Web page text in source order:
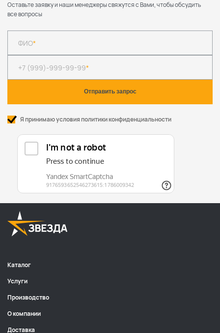
Оставьте заявку и наши менеджеры свяжутся с Вами, чтобы обсудить
все вопросы
ФИО*
+7 (999)-999-99-99*
Я принимаю условия политики конфиденциальности
Каталог
Услуги
Производство
О компании
Доставка